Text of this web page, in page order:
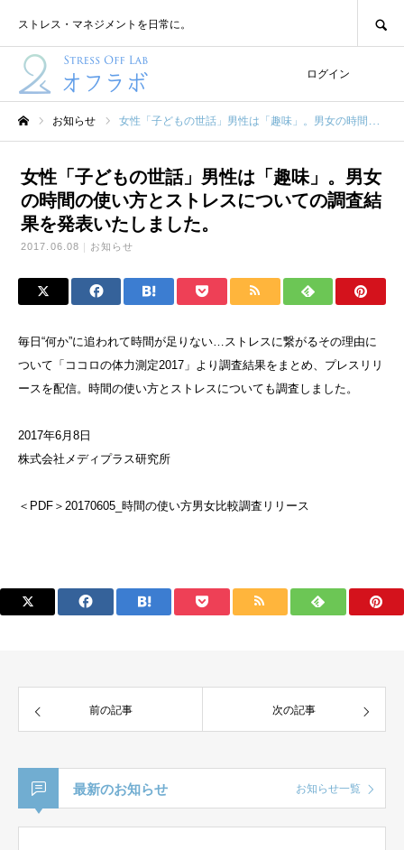
ストレス・マネジメントを日常に。
ログイン
お知らせ 女性「子どもの世話」男性は「趣味」。男女の時間の使い方とストレスについての調査結果を発表いたしました。
女性「子どもの世話」男性は「趣味」。男女
の時間の使い方とストレスについての調査結
果を発表いたしました。
2017.06.08 お知らせ
毎日“何か”に追われて時間が足りない…ストレスに繋がるその理由に
ついて「ココロの体力測定2017」より調査結果をまとめ、プレスリリ
ースを配信。時間の使い方とストレスについても調査しました。
2017年6月8日
株式会社メディプラス研究所
＜PDF＞ 20170605_時間の使い方男女比較調査リリース
前の記事 次の記事
最新のお知らせ お知らせ一覧